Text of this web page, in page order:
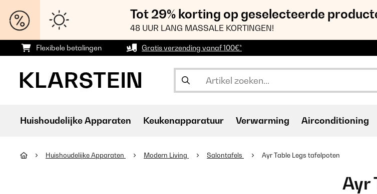
Tot 29% korting op geselecteerde
48 UUR LANG MASSALE KORTINGEN!
Flexibele betalingen Gratis verzending vanaf 100€*
Huishoudelijke Apparaten Keukenapparatuur Verwarming Airconditioning
Huishoudelijke Apparaten Modern Living Salontafels Ayr Table Legs tafelpoten
Ayr